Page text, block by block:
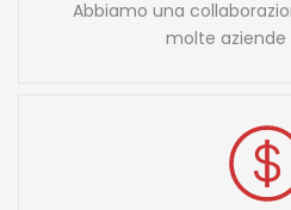
Abbiamo una
molte